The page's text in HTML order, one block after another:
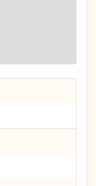
工透析や泌尿器科疾患 を主とする